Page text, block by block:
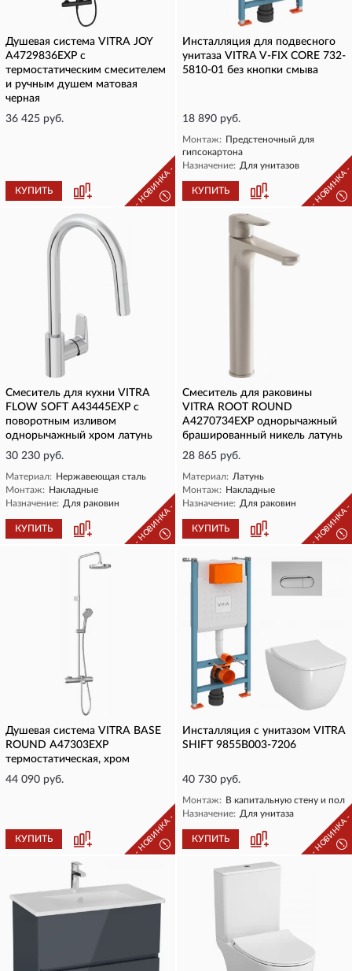
Душевая система VITRA JOY
A4729836EXP с
термостатическим смесителем
и ручным душем матовая
черная
36 425 руб.
КУПИТЬ - НОВИНКА -
!
Инсталляция для подвесного
унитаза VITRA V-FIX CORE 732-
5810-01 без кнопки смыва
18 890 руб.
Монтаж: Предстеночный для
гипсокартона
Назначение: Для унитазов
КУПИТЬ - НОВИНКА -
!
Смеситель для кухни VITRA
FLOW SOFT A43445EXP с
поворотным изливом
однорычажный хром латунь
30 230 руб.
Материал: Нержавеющая сталь
Монтаж: Накладные
Назначение: Для раковин
КУПИТЬ - НОВИНКА -
!
Смеситель для раковины
VITRA ROOT ROUND
A4270734EXP однорычажный
брашированный никель латунь
28 865 руб.
Материал: Латунь
Монтаж: Накладные
Назначение: Для раковин
КУПИТЬ - НОВИНКА -
!
Душевая система VITRA BASE
ROUND A47303EXP
термостатическая, хром
44 090 руб.
КУПИТЬ - НОВИНКА -
!
Инсталляция с унитазом VITRA
SHIFT 9855B003-7206
40 730 руб.
Монтаж: В капитальную стену и пол
Назначение: Для унитаза
КУПИТЬ - НОВИНКА -
!